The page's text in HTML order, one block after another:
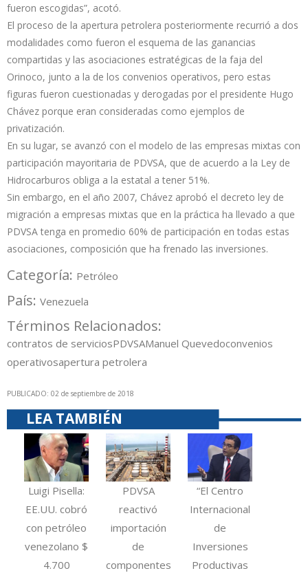
fueron escogidas”, acotó.
El proceso de la apertura petrolera posteriormente recurrió a dos
modalidades como fueron el esquema de las ganancias
compartidas y las asociaciones estratégicas de la faja del
Orinoco, junto a la de los convenios operativos, pero estas
figuras fueron cuestionadas y derogadas por el presidente Hugo
Chávez porque eran consideradas como ejemplos de
privatización.
En su lugar, se avanzó con el modelo de las empresas mixtas con
participación mayoritaria de PDVSA, que de acuerdo a la Ley de
Hidrocarburos obliga a la estatal a tener 51%.
Sin embargo, en el año 2007, Chávez aprobó el decreto ley de
migración a empresas mixtas que en la práctica ha llevado a que
PDVSA tenga en promedio 60% de participación en todas estas
asociaciones, composición que ha frenado las inversiones.
Categoría: Petróleo
País: Venezuela
Términos Relacionados:
contratos de serviciosPDVSAManuel Quevedoconvenios
operativosapertura petrolera
PUBLICADO: 02 de septiembre de 2018
LEA TAMBIÉN
Luigi Pisella:
EE.UU. cobró
con petróleo
venezolano $
4.700
PDVSA
reactivó
importación
de
componentes
“El Centro
Internacional
de
Inversiones
Productivas